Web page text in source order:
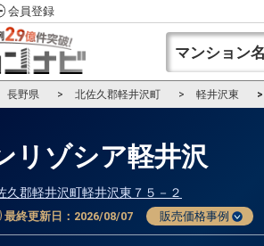
会員登録
長野県 北佐久郡軽井沢町 軽井沢東
リゾシア軽井沢
久郡軽井沢町軽井沢東７５－２
最終更新日： 2026/08/07 販売価格事例